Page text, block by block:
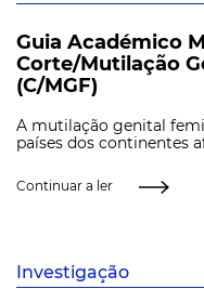
Guia Académico
Corte/Mutilação
(C/MGF)
A mutilação genital
países dos continentes
Continuar a ler
Investigação